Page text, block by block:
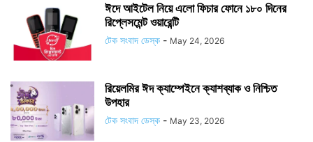
ঈদে আইটেল নিয়ে এলো ফিচার ফোনে ১৮০ দিনের
রিপ্লেসমেন্ট ওয়ারেন্টি
টেক সংবাদ ডেস্ক - May 24, 2026
রিয়েলমির ঈদ ক্যাম্পেইনে ক্যাশব্যাক ও নিশ্চিত
উপহার
টেক সংবাদ ডেস্ক - May 23, 2026